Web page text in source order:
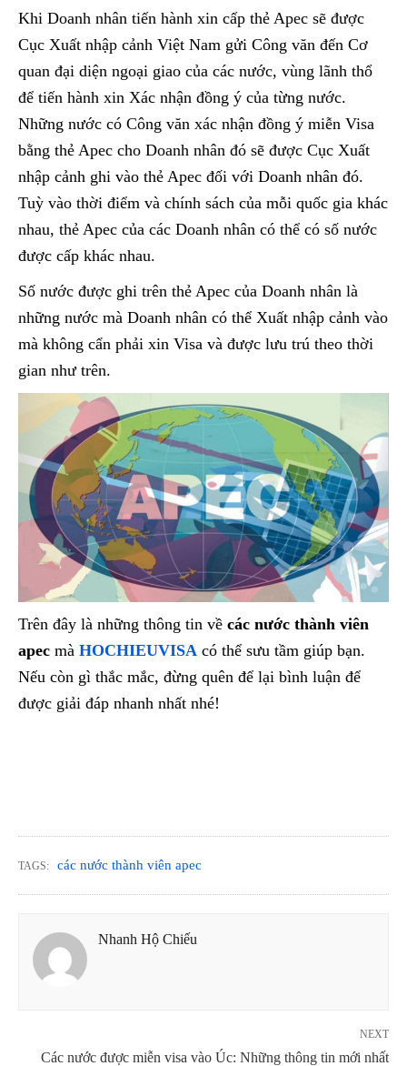
Khi Doanh nhân tiến hành xin cấp thẻ Apec sẽ được
Cục Xuất nhập cảnh Việt Nam gửi Công văn đến Cơ
quan đại diện ngoại giao của các nước, vùng lãnh thổ
để tiến hành xin Xác nhận đồng ý của từng nước.
Những nước có Công văn xác nhận đồng ý miễn Visa
bằng thẻ Apec cho Doanh nhân đó sẽ được Cục Xuất
nhập cảnh ghi vào thẻ Apec đối với Doanh nhân đó.
Tuỳ vào thời điểm và chính sách của mỗi quốc gia khác
nhau, thẻ Apec của các Doanh nhân có thể có số nước
được cấp khác nhau.
Số nước được ghi trên thẻ Apec của Doanh nhân là
những nước mà Doanh nhân có thể Xuất nhập cảnh vào
mà không cẩn phải xin Visa và được lưu trú theo thời
gian như trên.
Trên đây là những thông tin về các nước thành viên
apec mà HOCHIEUVISA có thể sưu tầm giúp bạn.
Nếu còn gì thắc mắc, đừng quên để lại bình luận để
được giải đáp nhanh nhất nhé!
TAGS: các nước thành viên apec
Nhanh Hộ Chiếu
NEXT
Các nước được miễn visa vào Úc: Những thông tin mới nhất